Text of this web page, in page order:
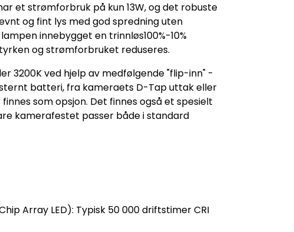
et strømforbruk på kun 13W, og det robuste
og fint lys med god spredning uten
innebygget en trinnløs100%-10%
og strømforbruket reduseres.
3200K ved hjelp av medfølgende "flip-inn" -
batteri, fra kameraets D-Tap uttak eller
som opsjon. Det finnes også et spesielt
kamerafestet passer både i standard
Array LED): Typisk 50 000 driftstimer CRI